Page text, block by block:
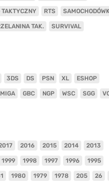
TAKTYCZNY RTS
TAK. SURVIVAL
3DS DS PSN XL ESHOP
GBC NGP WSC SGG
2016 2015 2014 2013
1999 1998 1997 1996 1995
1980 1979 1978 205 26